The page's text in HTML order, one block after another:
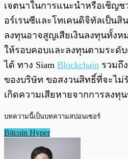
เจตนาในการแนะนำหรือเชิญช
อร์เรนซีและโทเคนดิจิทัลเป็นสิ
ลงทุนอาจสูญเสียเงินลงทุนทั้ง
ให้รอบคอบและลงทุนตามระดั
ได้ ทาง Siam Blockchain รวมถึ
ของบริษัท ขอสงวนสิทธิ์ที่จะไ
เกิดความเสียหายจากการลงทุ
บทความนี้เป็นบทความสปอนเซอร์
Bitcoin Hyper